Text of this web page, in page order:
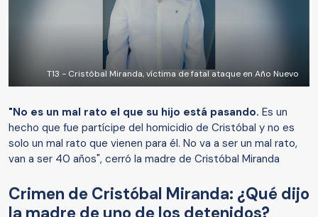
T13 - Cristóbal Miranda, víctima de fatal ataque en Año Nuevo
"No es un mal rato el que su hijo está pasando. Es un
hecho que fue partícipe del homicidio de Cristóbal y no es
solo un mal rato que vienen para él. No va a ser un mal rato,
van a ser 40 años", cerró la madre de Cristóbal Miranda
Crimen de Cristóbal Miranda: ¿Qué dijo